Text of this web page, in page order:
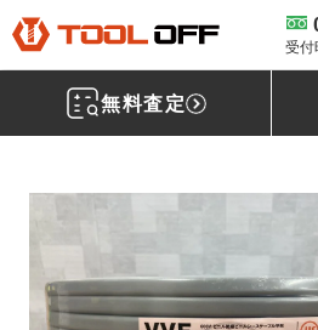
受付
無料査定
工具買取TOP 電線買取 VVFケーブル
ーブル 3×1.6mm 100m 新品 【大阪府摂津市
富士電線 VVFケーブル 3×1.6mm 100m